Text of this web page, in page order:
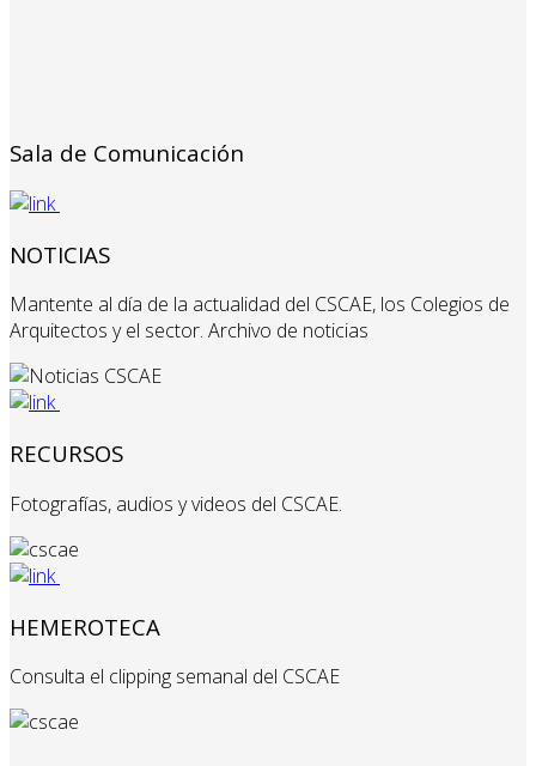
Sala de Comunicación
NOTICIAS
Mantente al día de la actualidad del CSCAE, los Colegios de
Arquitectos y el sector. Archivo de noticias
RECURSOS
Fotografías, audios y videos del CSCAE.
HEMEROTECA
Consulta el clipping semanal del CSCAE